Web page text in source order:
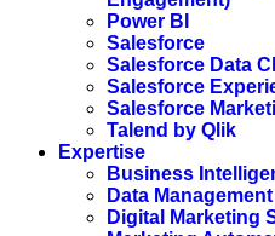
Power BI
Salesforce
Salesforce Data
Salesforce
Salesforce
Talend by Qlik
Expertise
Business
Data Management
Digital Marketing